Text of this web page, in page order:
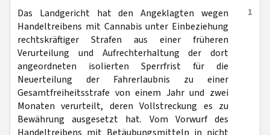
1
Das Landgericht hat den Angeklagten wegen
Handeltreibens mit Cannabis unter Einbeziehung
rechtskräftiger Strafen aus einer früheren
Verurteilung und Aufrechterhaltung der dort
angeordneten isolierten Sperrfrist für die
Neuerteilung der Fahrerlaubnis zu einer
Gesamtfreiheitsstrafe von einem Jahr und zwei
Monaten verurteilt, deren Vollstreckung es zu
Bewährung ausgesetzt hat. Vom Vorwurf des